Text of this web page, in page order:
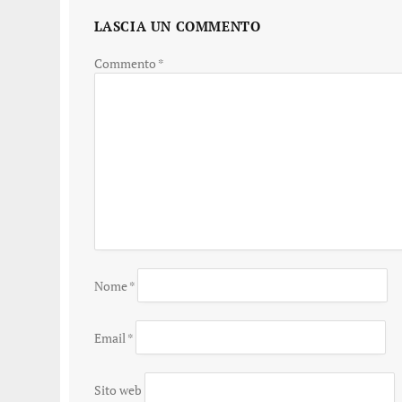
LASCIA UN COMMENTO
Commento *
Nome*
Email *
Sito web